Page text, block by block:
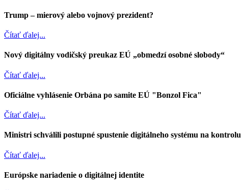
Trump – mierový alebo vojnový prezident?
Čítať ďalej...
Nový digitálny vodičský preukaz EÚ „obmedzí osobné slobody“
Čítať ďalej...
Oficiálne vyhlásenie Orbána po samite EÚ "Bonzol Fica"
Čítať ďalej...
Ministri schválili postupné spustenie digitálneho systému na
Čítať ďalej...
Európske nariadenie o digitálnej identite